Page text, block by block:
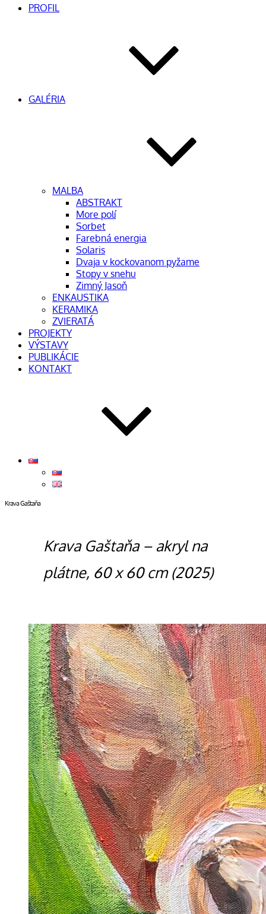
PROFIL
GALÉRIA
MAĽBA
ABSTRAKT
More polí
Sorbet
Farebná energia
Solaris
Dvaja v kockovanom pyžame
Stopy v snehu
Zimný Jasoň
ENKAUSTIKA
KERAMIKA
ZVIERATÁ
PROJEKTY
VÝSTAVY
PUBLIKÁCIE
KONTAKT
Krava Gaštaňa
Krava Gaštaňa – akryl na
plátne, 60 x 60 cm (2025)